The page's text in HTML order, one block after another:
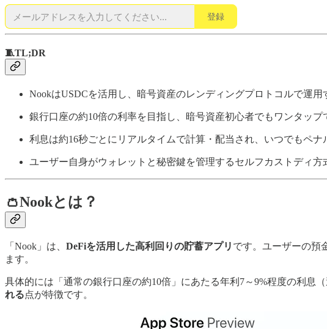
登録
🧵TL;DR
NookはUSDCを活用し、暗号資産のレンディングプロトコルで運
銀行口座の約10倍の利率を目指し、暗号資産初心者でもワンタッ
利息は約16秒ごとにリアルタイムで計算・配当され、いつでもペナ
ユーザー自身がウォレットと秘密鍵を管理するセルフカストディ
👛Nookとは？
「Nook」は、 DeFiを活用した高利回りの貯蓄アプリ です。ユーザーの預
ます。
具体的には「通常の銀行口座の約10倍」にあたる年利7～9%程度の利息
れる点が特徴です。